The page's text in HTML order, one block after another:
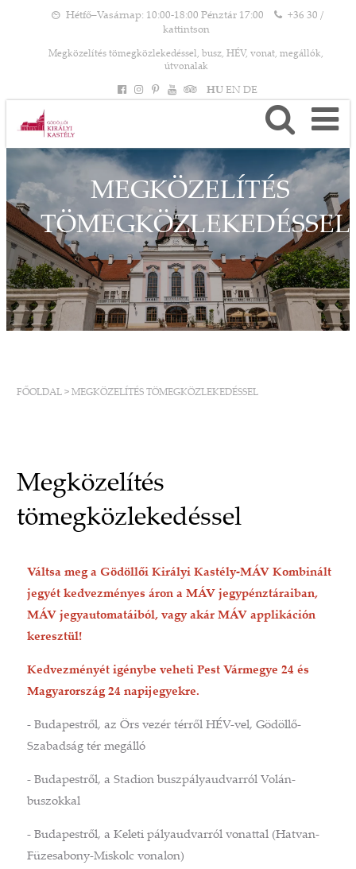
Hétfő–Vasárnap: 10:00-18:00 Pénztár 17:00
+36 30 /
kattintson
Megközelítés tömegközlekedéssel, busz, HÉV, vonat, megállók,
útvonalak
HU EN DE
MEGKÖZELÍTÉS
TÖMEGKÖZLEKEDÉSSEL
FŐOLDAL > MEGKÖZELÍTÉS TÖMEGKÖZLEKEDÉSSEL
Megközelítés
tömegközlekedéssel
Váltsa meg a Gödöllői Királyi Kastély-MÁV Kombinált
jegyét kedvezményes áron a MÁV jegypénztáraiban,
MÁV jegyautomatáiból, vagy akár MÁV applikáción
keresztül!
Kedvezményét igénybe veheti Pest Vármegye 24 és
Magyarország 24 napijegyekre.
- Budapestről, az Örs vezér térről HÉV-vel, Gödöllő-
Szabadság tér megálló
- Budapestről, a Stadion buszpályaudvarról Volán-
buszokkal
- Budapestről, a Keleti pályaudvarról vonattal (Hatvan-
Füzesabony-Miskolc vonalon)